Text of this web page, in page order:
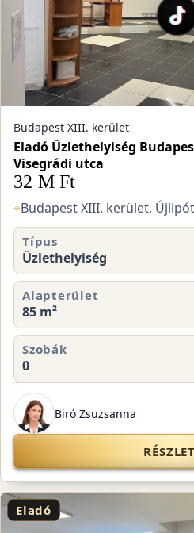
Budapest XIII. kerület
Eladó Üzlethelyiség
Visegrádi utca
32 M Ft
⌖Budapest XIII. kerület,
Típus
Üzlethelyiség
Alapterület
85 m²
Szobák
0
Biró Zsuzsanna
Eladó